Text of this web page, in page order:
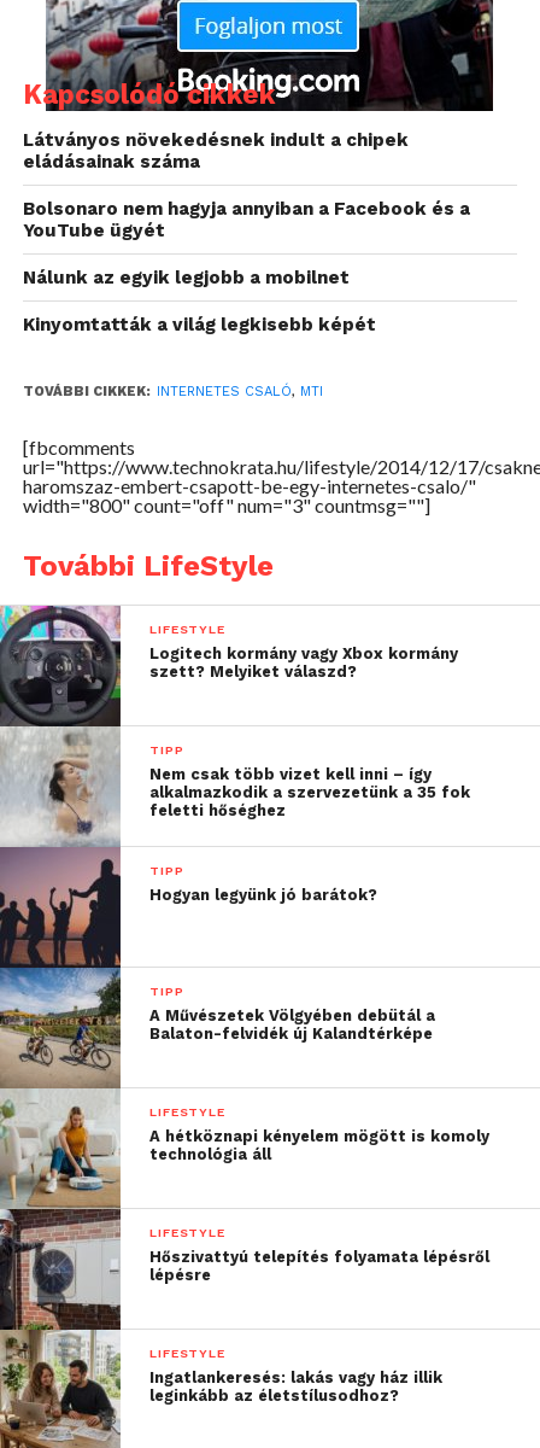
Kapcsolódó cikkek
Látványos növekedésnek indult a chipek
eládásainak száma
Bolsonaro nem hagyja annyiban a Facebook és a
YouTube ügyét
Nálunk az egyik legjobb a mobilnet
Kinyomtatták a világ legkisebb képét
TOVÁBBI CIKKEK: INTERNETES CSALÓ, MTI
[fbcomments
url="https://www.technokrata.hu/lifestyle/2014/12/17/
haromszaz-embert-csapott-be-egy-internetes-csalo/"
width="800" count="off" num="3" countmsg=""]
További LifeStyle
LIFESTYLE
Logitech kormány vagy Xbox kormány
szett? Melyiket válaszd?
TIPP
Nem csak több vizet kell inni – így
alkalmazkodik a szervezetünk a 35 fok
feletti hőséghez
TIPP
Hogyan legyünk jó barátok?
TIPP
A Művészetek Völgyében debütál a
Balaton-felvidék új Kalandtérképe
LIFESTYLE
A hétköznapi kényelem mögött is komoly
technológia áll
LIFESTYLE
Hőszivattyú telepítés folyamata lépésről
lépésre
LIFESTYLE
Ingatlankeresés: lakás vagy ház illik
leginkább az életstílusodhoz?